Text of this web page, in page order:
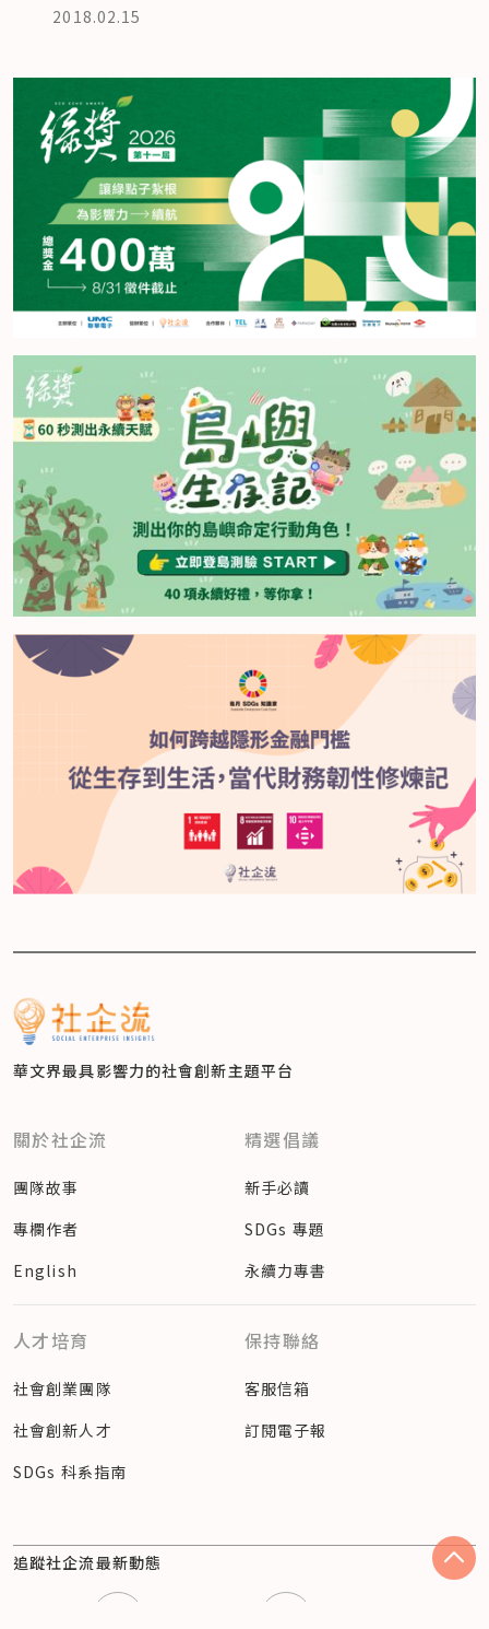
2018.02.15
華文界最具影響力的社會創新主題平台
關於社企流
團隊故事
專欄作者
English
精選倡議
新手必讀
SDGs 專題
永續力專書
人才培育
社會創業團隊
社會創新人才
SDGs 科系指南
保持聯絡
客服信箱
訂閱電子報
追蹤社企流最新動態